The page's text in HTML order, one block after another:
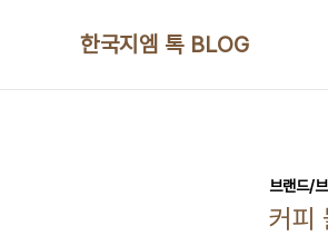
한국지엠 톡 BLOG
브랜드/
커피